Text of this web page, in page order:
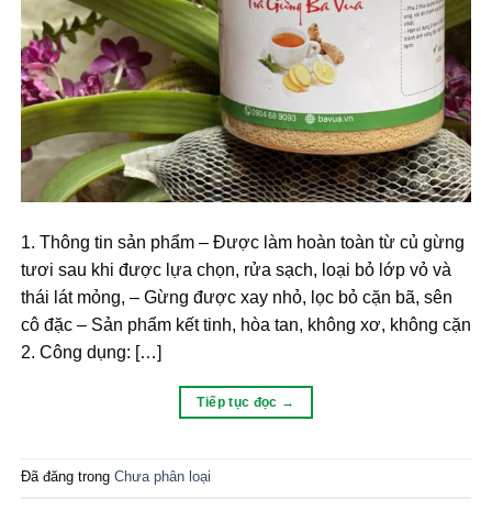
1. Thông tin sản phẩm – Được làm hoàn toàn từ củ gừng
tươi sau khi được lựa chọn, rửa sạch, loại bỏ lớp vỏ và
thái lát mỏng, – Gừng được xay nhỏ, lọc bỏ cặn bã, sên
cô đặc – Sản phẩm kết tinh, hòa tan, không xơ, không cặn
2. Công dụng: […]
Tiếp tục đọc →
Đã đăng trong Chưa phân loại